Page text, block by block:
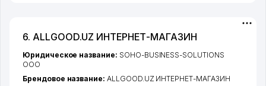
6. ALLGOOD.UZ ИНТЕРНЕТ-МАГАЗИН
Юридическое название: SOHO-BUSINESS-SOLUTIONS
ООО
Брендовое название: ALLGOOD.UZ ИНТЕРНЕТ-МАГАЗИН